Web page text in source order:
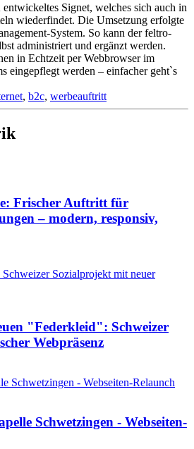
Signet, welches sich auch in
wiederfindet. Die Umsetzung erfolgte
System. So kann der feltro-
administriert und ergänzt werden.
in Echtzeit per Webbrowser im
eingepflegt werden – einfacher geht`s
, b2c, werbeauftritt
Frischer Auftritt für
– modern, responsiv,
"Federkleid": Schweizer
Webpräsenz
Schwetzingen - Webseiten-